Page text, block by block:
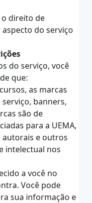
o direito de
do serviço
do serviço, você
que:
as marcas
banners,
são de
para a UEMA,
e outros
intelectual nos
a você no
Você pode
sua informação e